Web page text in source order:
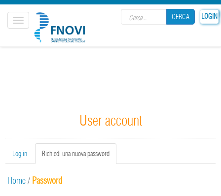
LOGIN
CERCA
Toggle
navigation
User account
Primary tabs
Log in Richiedi una nuova password
tab)
Home/ Password